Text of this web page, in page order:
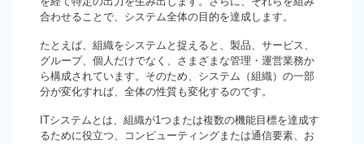
合わせることで、システム全体の目的を達成します。
たとえば、組織をシステムと捉えると、製品、サービス、
グループ、個人だけでなく、さまざまな管理・運営業務か
ら構成されています。そのため、システム（組織）の一部
分が変化すれば、全体の性質も変化するのです。
ITシステムとは、組織が1つまたは複数の機能目標を達成す
るために役立つ、コンピューティングまたは通信要素、お